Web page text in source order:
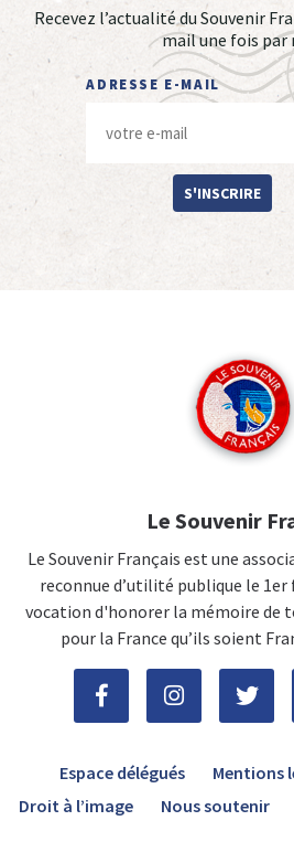
Recevez l’actualité du Souvenir
mail une fois par
ADRESSE E-MAIL
S'INSCRIRE
Le Souvenir
Le Souvenir Français est une
reconnue d’utilité publique le 1er
vocation d'honorer la mémoire de
pour la France qu’ils soient
Espace délégués Mentions
Droit à l’image
Nous soutenir